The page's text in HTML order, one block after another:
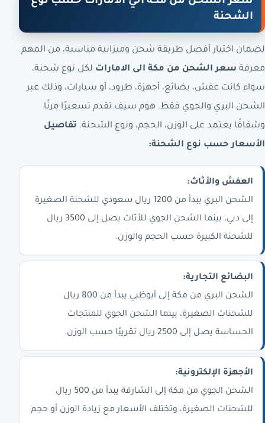
الشحنة
لضمان اختيار أفضل طريقة شحن وميزانية مناسبة، من المهم
معرفة سعر الشحن من مكة الى الامارات لكل نوع شحنة،
سواء كانت عفش، بضائع، أجهزة، طرود، أو سيارات، وذلك عبر
الشحن البري والجوي فقط. هوم سيف تقدم تسعيرًا مرنًا
وشفافًا يعتمد على الوزن، الحجم، ونوع الشحنة. تفاصيل
الأسعار حسب نوع الشحنة:
العفش والأثاث:
الشحن البري يبدأ من 1200 ريال سعودي للشحنة الصغيرة
إلى دبي، بينما الشحن الجوي للأثاث يصل إلى 3500 ريال
للشحنة الكبيرة حسب الحجم والوزن.
البضائع التجارية:
الشحن البري من مكة إلى أبوظبي يبدأ من 800 ريال
للشحنات الصغيرة، بينما الشحن الجوي للمنتجات
الحساسة يصل إلى 2500 ريال تقريبًا حسب الوزن.
الأجهزة الإلكترونية:
الشحن الجوي من مكة إلى الشارقة يبدأ من 500 ريال
للشحنات الصغيرة، وتختلف الأسعار مع زيادة الوزن أو حجم